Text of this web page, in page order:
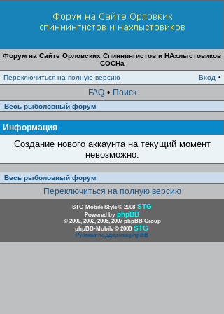
Форум на Сайте Орловских Спиннингистов и НАхлыстовиков
СОСНа
Переключиться на полную версию
Вход •
FAQ • Поиск
Весь рыболовный форум
Информация
Создание нового аккаунта на текущий момент
невозможно.
Весь рыболовный форум
Переключиться на полную версию
STG-Mobile Style © 2008 STG
Powered by phpBB
© 2000, 2002, 2005, 2007 phpBB Group
phpBB-Mobile © 2008 STG
Русская поддержка phpBB